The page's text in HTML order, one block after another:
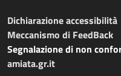
Dichiarazione accessibilità
Meccanismo di FeedBack
Segnalazione di non
amiata.gr.it